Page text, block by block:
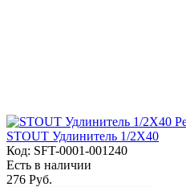
STOUT Удлинитель 1/2X40
Код: SFT-0001-001240
Есть в наличии
276 Руб.